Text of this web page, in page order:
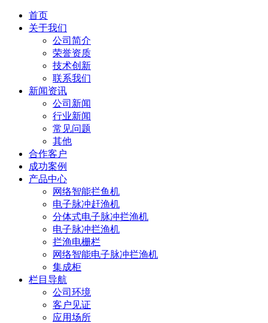
首页
关于我们
公司简介
荣誉资质
技术创新
联系我们
新闻资讯
公司新闻
行业新闻
常见问题
其他
合作客户
成功案例
产品中心
网络智能拦鱼机
电子脉冲赶渔机
分体式电子脉冲拦渔机
电子脉冲拦渔机
拦渔电栅栏
网络智能电子脉冲拦渔机
集成柜
栏目导航
公司环境
客户见证
应用场所